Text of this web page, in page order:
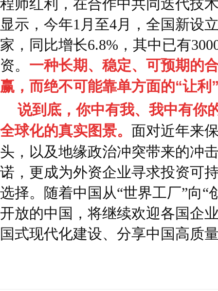
程师红利，在合作中共同迭代技
显示，今年1月至4月，全国新设
家，同比增长6.8%，其中已有
资。 一种长期、稳定、可预期的
赢，而绝不可能靠单方面的“让利
说到底，你中有我、我中有你
全球化的真实图景。 面对近年来
头，以及地缘政治冲突带来的冲
诺，更成为外资企业寻求投资可
选择。随着中国从“世界工厂”向“
开放的中国，将继续欢迎各国企
国式现代化建设、分享中国高质